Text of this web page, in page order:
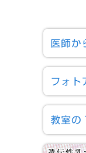
原賀光先生の学
2025.11.30
子宮頸がん予防啓
2025.11.28
2025年日本婦人